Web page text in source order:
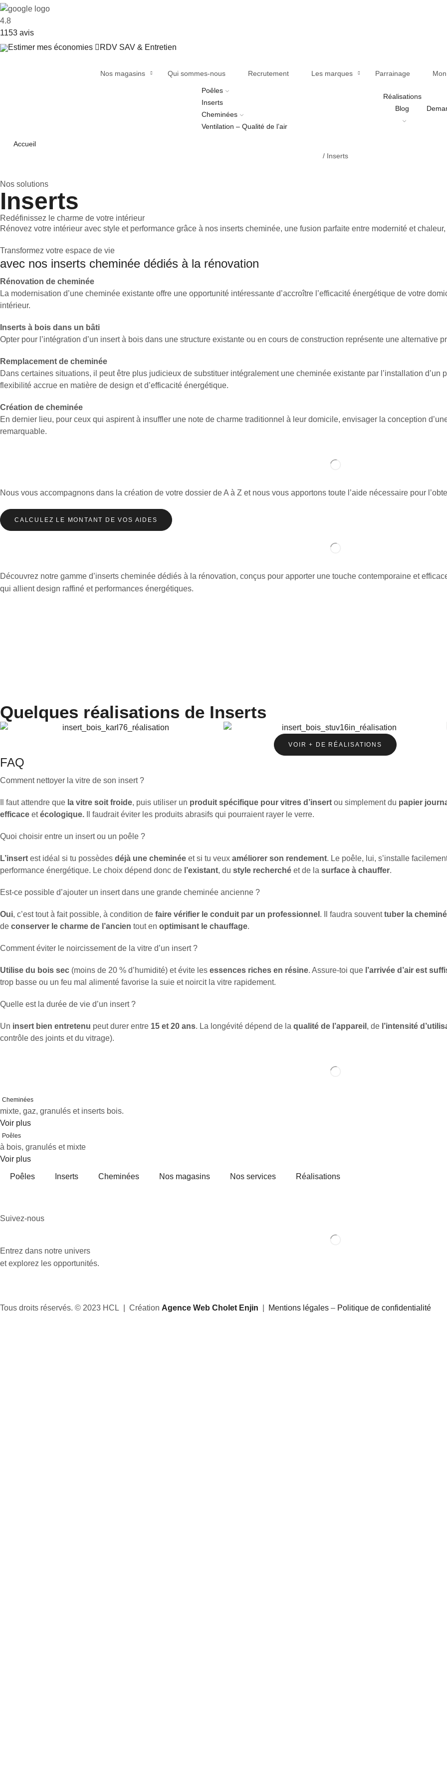
4.8
1153 avis
Estimer mes économies
RDV SAV & Entretien
Nos magasins Qui sommes-nous Recrutement Les marques Parrainage
Poêles
Inserts
Cheminées
Ventilation – Qualité de l’air
Réalisations
Blog
Accueil
/ Inserts
Nos solutions
Inserts
Redéfinissez le charme de votre intérieur
Rénovez votre intérieur avec style et performance grâce à nos inserts cheminée, une fusion parfaite entre modernité et
Transformez votre espace de vie
avec nos inserts cheminée dédiés à la rénovation
Rénovation de cheminée
La modernisation d’une cheminée existante offre une opportunité intéressante d’accroître l’efficacité énergétique de votre
intérieur.
Inserts à bois dans un bâti
Opter pour l’intégration d’un insert à bois dans une structure existante ou en cours de construction représente une alternative
Remplacement de cheminée
Dans certaines situations, il peut être plus judicieux de substituer intégralement une cheminée existante par l’installation
flexibilité accrue en matière de design et d’efficacité énergétique.
Création de cheminée
En dernier lieu, pour ceux qui aspirent à insuffler une note de charme traditionnel à leur domicile, envisager la conception
remarquable.
Nous vous accompagnons dans la création de votre dossier de A à Z et nous vous apportons toute l’aide nécessaire pour
CALCULEZ LE MONTANT DE VOS AIDES
Découvrez notre gamme d’inserts cheminée dédiés à la rénovation, conçus pour apporter une touche contemporaine et
qui allient design raffiné et performances énergétiques.
Quelques réalisations de Inserts
VOIR + DE RÉALISATIONS
FAQ
Comment nettoyer la vitre de son insert ?
Il faut attendre que la vitre soit froide, puis utiliser un produit spécifique pour vitres d’insert ou simplement du papier
efficace etécologique. Il faudrait éviter les produits abrasifs qui pourraient rayer le verre.
Quoi choisir entre un insert ou un poêle ?
L’insert est idéal si tu possèdes déjà une cheminée et si tu veux améliorer son rendement. Le poêle, lui, s’installe
performance énergétique. Le choix dépend donc de l’existant, du style recherché et de la surface à chauffer.
Est-ce possible d’ajouter un insert dans une grande cheminée ancienne ?
Oui, c’est tout à fait possible, à condition de faire vérifier le conduit par un professionnel . Il faudra souventtuber la
de conserver le charme de l’ancien tout en optimisant le chauffage.
Comment éviter le noircissement de la vitre d’un insert ?
Utilise du bois sec (moins de 20 % d’humidité) et évite les essences riches en résine. Assure-toi que l’arrivée d’air est
trop basse ou un feu mal alimenté favorise la suie et noircit la vitre rapidement.
Quelle est la durée de vie d’un insert ?
Un insert bien entretenu peut durer entre 15 et 20 ans. La longévité dépend de la qualité de l’appareil , de l’intensité
contrôle des joints et du vitrage).
Cheminées
mixte, gaz, granulés et inserts bois.
Voir plus
Poêles
à bois, granulés et mixte
Voir plus
Poêles Inserts Cheminées Nos magasins Nos services Réalisations
Suivez-nous
Entrez dans notre univers
et explorez les opportunités.
Tous droits réservés. © 2023 HCL | Création Agence Web Cholet Enjin Mentions légales – Politique de confidentialité